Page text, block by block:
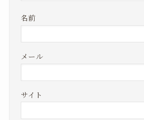
名前
メール
サイト